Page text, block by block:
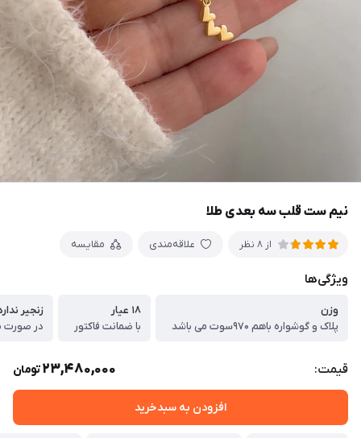
نیم ست قلب سه بعدی طلا
از 8 نظر علاقه‌مندی مقایسه
ویژگی‌ها
وزن
پلاک و گوشواره باهم ۹۷۰سوت می باشد
۱۸ عیار
با ضمانت فاکتور
زنجیر
قیمت: 23,480,000تومان
افزودن به سبدخرید